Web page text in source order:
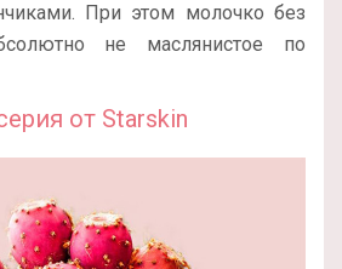
При этом молочко без
не маслянистое по
от Starskin